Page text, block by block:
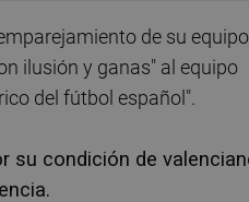
de su equipo
ilusión y ganas" al equipo
del fútbol español".
su condición de